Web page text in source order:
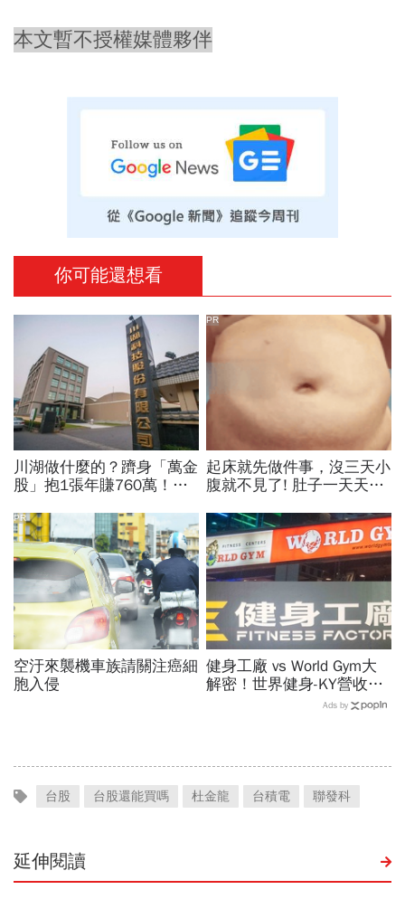
本文暫不授權媒體夥伴
你可能還想看
川湖做什麼的？躋身「萬金
股」抱1張年賺760萬！傳
根鐵憑什麼賣這麼貴」？
起床就先做件事，沒三天小
腹就不見了! 肚子一天天變
PR
空汙來襲機車族請關注癌細
胞入侵
PR
健身工廠 vs World Gym大
解密！世界健身-KY營收大
勝，獲利卻輸給柏文？教練
Ads by
台股 台股還能買嗎 杜金龍 台積電 聯發科
延伸閱讀